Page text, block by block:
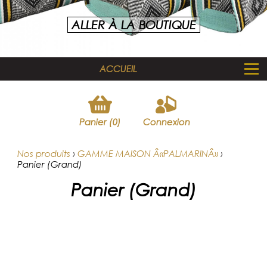
ALLER À LA BOUTIQUE
ACCUEIL
Panier (0) Connexion
Nos produits › GAMME MAISON Â«PALMARINÂ»›
Panier (Grand)
Panier (Grand)